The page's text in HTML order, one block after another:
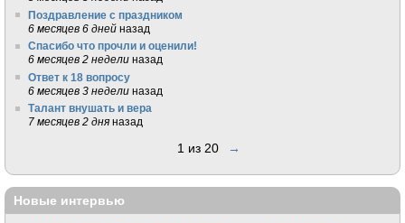
Поздравление с праздником
6 месяцев 6 дней назад
Спасибо что прочли и оценили!
6 месяцев 2 недели назад
Ответ к 18 вопросу
6 месяцев 3 недели назад
Талант внушать и вера
7 месяцев 2 дня назад
1 из 20 →
Новые интервью